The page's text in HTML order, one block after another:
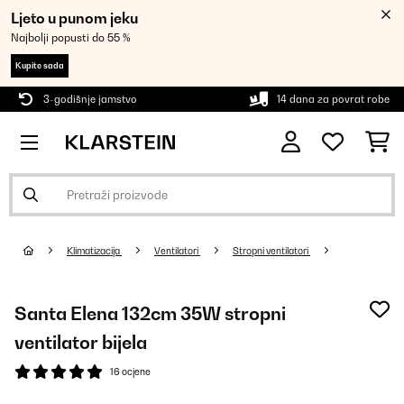
Ljeto u punom jeku
Najbolji popusti do 55 %
Kupite sada
3-godišnje jamstvo 14 dana za povrat robe
Klimatizacija Ventilatori Stropni ventilatori
Santa Elena 132cm 35W stropni
ventilator bijela
16 ocjene